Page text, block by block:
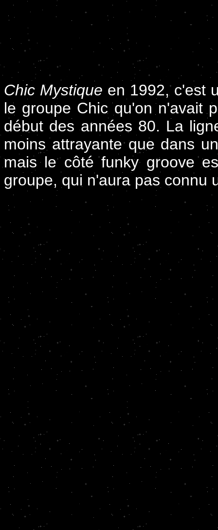
Chic Mystique en 1992, c'est
le groupe Chic qu'on n'avait
début des années 80. La
moins attrayante que dans
mais le côté funky groove
groupe, qui n'aura pas connu